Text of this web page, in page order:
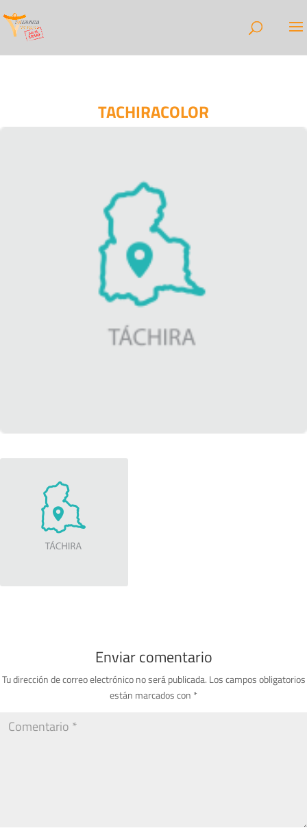
TACHIRACOLOR
Enviar comentario
Tu dirección de correo electrónico no será publicada. Los campos obligatorios
están marcados con *